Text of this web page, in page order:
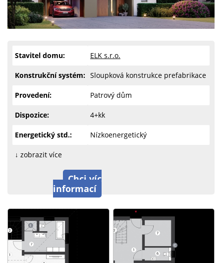
Stavitel domu: ELK s.r.o.
Konstrukční systém: Sloupková konstrukce prefabrikace
Provedení: Patrový dům
Dispozice: 4+kk
Energetický std.: Nízkoenergetický
↓ zobrazit více
Chci víc
informací